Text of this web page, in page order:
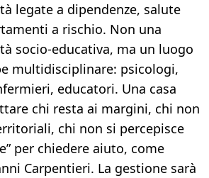
legate a dipendenze, salute
a rischio. Non una
socio-educativa, ma un luogo
multidisciplinare: psicologi,
educatori. Una casa
chi resta ai margini, chi non
chi non si percepisce
per chiedere aiuto, come
Carpentieri. La gestione sarà